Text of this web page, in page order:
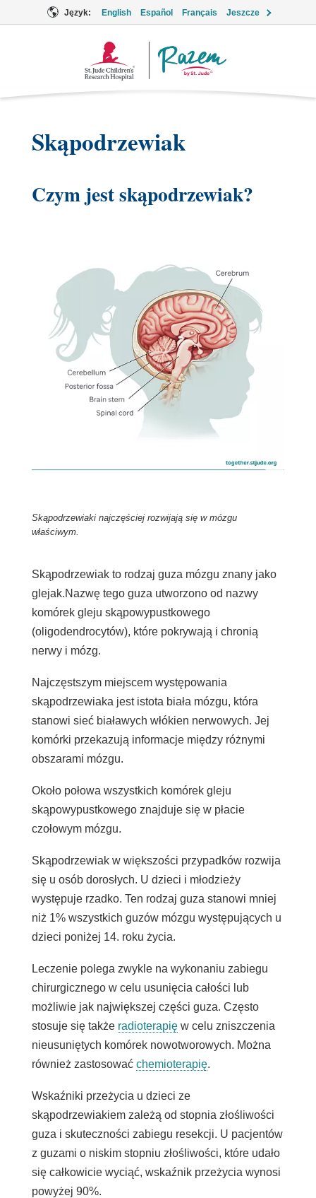
Język: English Español Français Jeszcze
Logo
Skąpodrzewiak
Czym jest skąpodrzewiak?
Skąpodrzewiaki najczęściej rozwijają się w mózgu
właściwym.
Skąpodrzewiak to rodzaj guza mózgu znany jako
glejak.Nazwę tego guza utworzono od nazwy
komórek gleju skąpowypustkowego
(oligodendrocytów), które pokrywają i chronią
nerwy i mózg.
Najczęstszym miejscem występowania
skąpodrzewiaka jest istota biała mózgu, która
stanowi sieć białawych włókien nerwowych. Jej
komórki przekazują informacje między różnymi
obszarami mózgu.
Około połowa wszystkich komórek gleju
skąpowypustkowego znajduje się w płacie
czołowym mózgu.
Skąpodrzewiak w większości przypadków rozwija
się u osób dorosłych. U dzieci i młodzieży
występuje rzadko. Ten rodzaj guza stanowi mniej
niż 1% wszystkich guzów mózgu występujących u
dzieci poniżej 14. roku życia.
Leczenie polega zwykle na wykonaniu zabiegu
chirurgicznego w celu usunięcia całości lub
możliwie jak największej części guza. Często
stosuje się także radioterapięw celu zniszczenia
nieusuniętych komórek nowotworowych. Można
również zastosować chemioterapię.
Wskaźniki przeżycia u dzieci ze
skąpodrzewiakiem zależą od stopnia złośliwości
guza i skuteczności zabiegu resekcji. U pacjentów
z guzami o niskim stopniu złośliwości, które udało
się całkowicie wyciąć, wskaźnik przeżycia wynosi
powyżej 90%.